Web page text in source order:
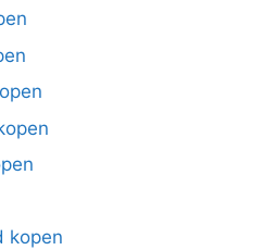
kopen